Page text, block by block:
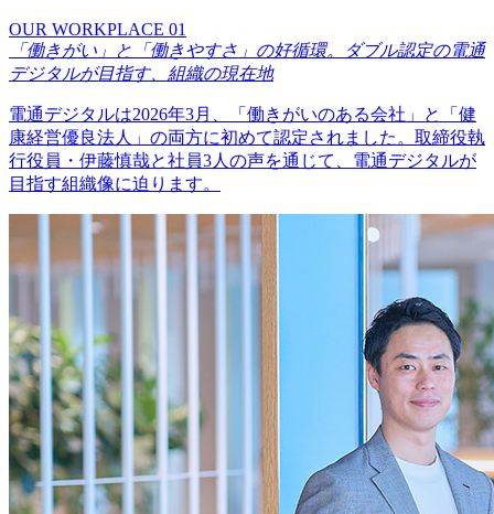
OUR WORKPLACE 01
「働きがい」と「働きやすさ」の好循環。ダブル認定の電通
デジタルが目指す、組織の現在地
電通デジタルは2026年3月、「働きがいのある会社」と「健
康経営優良法人」の両方に初めて認定されました。取締役執
行役員・伊藤慎哉と社員3人の声を通じて、電通デジタルが
目指す組織像に迫ります。